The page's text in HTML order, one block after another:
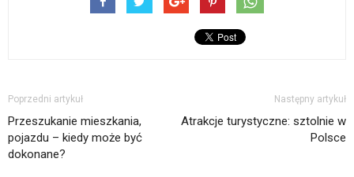
Poprzedni artykuł
Przeszukanie mieszkania,
pojazdu – kiedy może być
dokonane?
Następny artykuł
Atrakcje turystyczne: sztolnie w
Polsce